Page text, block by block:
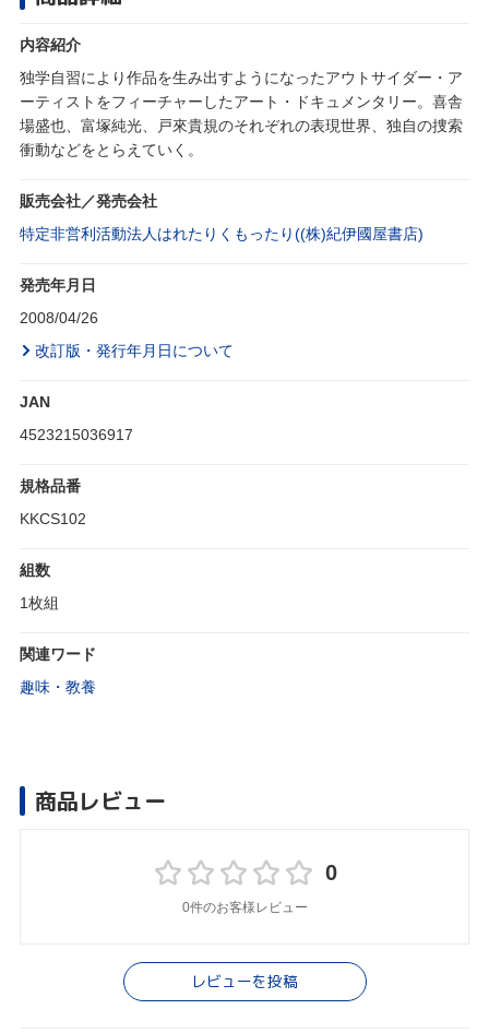
内容紹介
独学自習により作品を生み出すようになったアウトサイダー・ア
ーティストをフィーチャーしたアート・ドキュメンタリー。喜舎
場盛也、富塚純光、戸來貴規のそれぞれの表現世界、独自の捜索
衝動などをとらえていく。
販売会社／発売会社
特定非営利活動法人はれたりくもったり((株)紀伊國屋書店)
発売年月日
2008/04/26
改訂版・発行年月日について
JAN
4523215036917
規格品番
KKCS102
組数
1枚組
関連ワード
趣味・教養
商品レビュー
0
0件のお客様レビュー
レビューを投稿